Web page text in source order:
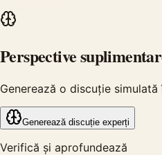
Perspective
Generează o discuție
Generează discuție experți
Verifică și aprofundează